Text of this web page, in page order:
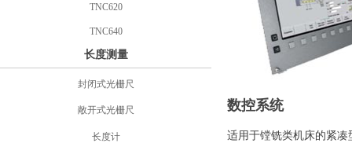
数控系统
适用于镗铣类机床的紧
长度测量
TNC620
TNC640
封闭式光栅尺
敞开式光栅尺
长度计